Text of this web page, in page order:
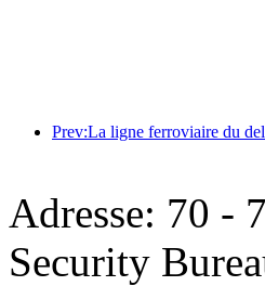
Adresse: 70 -
Security